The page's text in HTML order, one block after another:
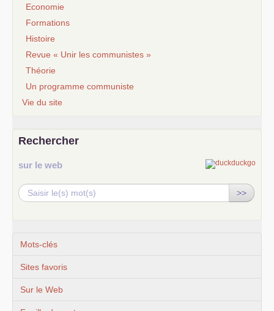
Economie
Formations
Histoire
Revue « Unir les communistes »
Théorie
Un programme communiste
Vie du site
Rechercher
sur le web
>>
Mots-clés
Sites favoris
Sur le Web